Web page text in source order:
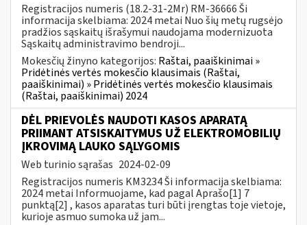
Registracijos numeris (18.2-31-2Mr) RM-36666 Ši
informacija skelbiama: 2024 metai Nuo šių metų rugsėjo
pradžios sąskaitų išrašymui naudojama modernizuota
Sąskaitų administravimo bendroji...
Mokesčių žinyno kategorijos: Raštai, paaiškinimai »
Pridėtinės vertės mokesčio klausimais (Raštai,
paaiškinimai) » Pridėtinės vertės mokesčio klausimais
(Raštai, paaiškinimai) 2024
DĖL PRIEVOLĖS NAUDOTI KASOS APARATĄ
PRIIMANT ATSISKAITYMUS UŽ ELEKTROMOBILIŲ
ĮKROVIMĄ LAUKO SĄLYGOMIS
Web turinio sąrašas 2024-02-09
Registracijos numeris KM3234 Ši informacija skelbiama:
2024 metai Informuojame, kad pagal Aprašo[1] 7
punktą[2] , kasos aparatas turi būti įrengtas toje vietoje,
kurioje asmuo sumoka už jam...